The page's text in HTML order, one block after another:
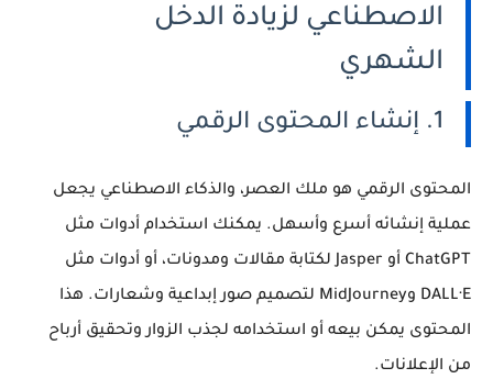
الاصطناعي لزيادة الدخل
الشهري
1. إنشاء المحتوى الرقمي
المحتوى الرقمي هو ملك العصر، والذكاء الاصطناعي يجعل
عملية إنشائه أسرع وأسهل. يمكنك استخدام أدوات مثل
ChatGPT أو Jasper لكتابة مقالات ومدونات، أو أدوات مثل
DALL·E وMidJourney لتصميم صور إبداعية وشعارات. هذا
المحتوى يمكن بيعه أو استخدامه لجذب الزوار وتحقيق أرباح
من الإعلانات.